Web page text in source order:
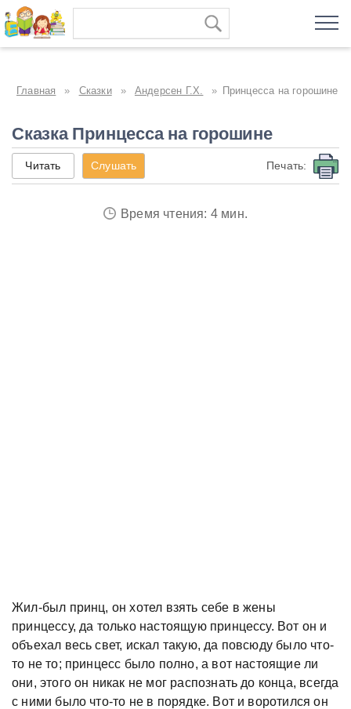
Главная » Сказки » Андерсен Г.Х. » Принцесса на горошине
Сказка Принцесса на горошине
Читать Слушать Печать:
Время чтения: 4 мин.
Жил-был принц, он хотел взять себе в жены
принцессу, да только настоящую принцессу. Вот он и
объехал весь свет, искал такую, да повсюду было что-
то не то; принцесс было полно, а вот настоящие ли
они, этого он никак не мог распознать до конца, всегда
с ними было что-то не в порядке. Вот и воротился он